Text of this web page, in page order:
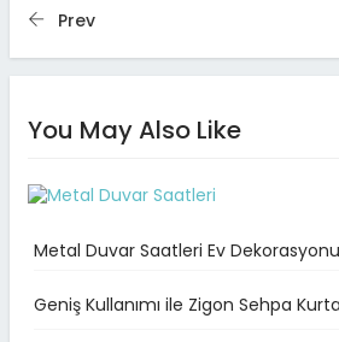
Prev
You May Also Like
Metal Duvar Saatleri Ev
Geniş Kullanımı ile Zigon Sehpa